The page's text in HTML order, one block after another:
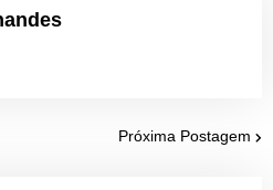
Próxima Postagem